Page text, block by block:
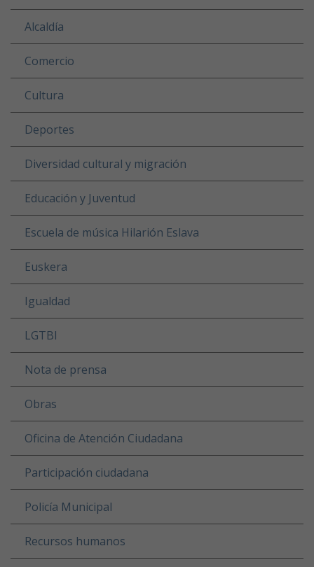
Alcaldía
Comercio
Cultura
Deportes
Diversidad cultural y migración
Educación y Juventud
Escuela de música Hilarión Eslava
Euskera
Igualdad
LGTBI
Nota de prensa
Obras
Oficina de Atención Ciudadana
Participación ciudadana
Policía Municipal
Recursos humanos